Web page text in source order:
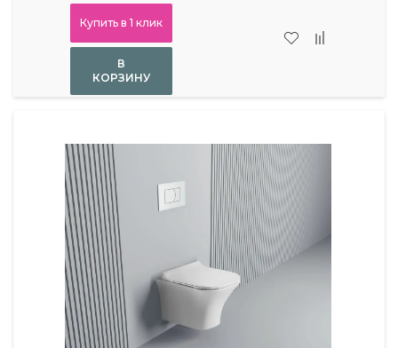
Купить в 1 клик
В
КОРЗИНУ